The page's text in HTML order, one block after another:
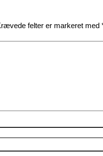
felter er markeret med